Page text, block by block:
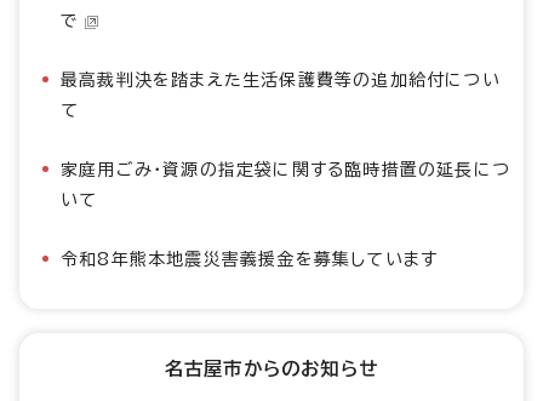
で
最高裁判決を踏まえた生活保護費等の追加給付につい
て
家庭用ごみ・資源の指定袋に関する臨時措置の延長につ
いて
令和8年熊本地震災害義援金を募集しています
名古屋市からのお知らせ